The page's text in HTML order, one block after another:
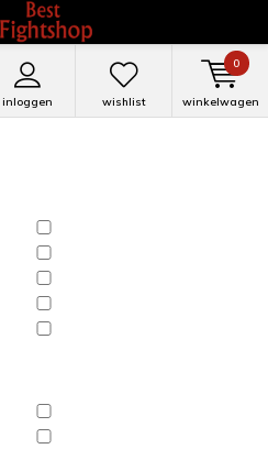
inloggen wishlist winkelwagen
0